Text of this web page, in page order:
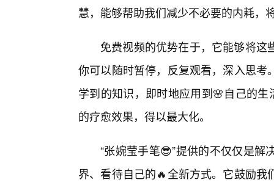
慧，能够帮助我们减少不必要的内耗，
免费视频的优势在于，它能够将
你可以随时暂停，反复观看，深入思
学到的知识，即时地应用到🌸自己的
的疗愈效果，得以最大化。
“张婉莹手笔😎”提供的不仅仅是
界、看待自己的🔥全新方式。它鼓励